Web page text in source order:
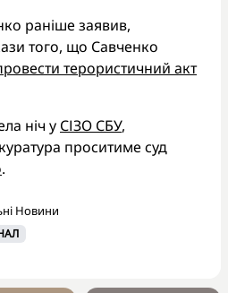
раніше заявив,
того, що Савченко
терористичний акт
ніч у СІЗО СБУ,
проситиме суд
.
Новини